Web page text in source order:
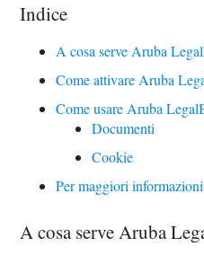
Indice
A cosa serve Aruba
Come attivare Aruba
Come usare Aruba
Documenti
Cookie
Per maggiori informazioni
A cosa serve Aruba